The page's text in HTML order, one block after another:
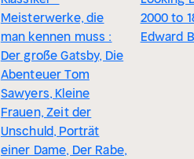
Meisterwerke, die
man kennen muss :
Der große Gatsby, Die
Abenteuer Tom
Sawyers, Kleine
Frauen, Zeit der
Unschuld, Porträt
einer Dame, Der Rabe,
2000 to
Edward